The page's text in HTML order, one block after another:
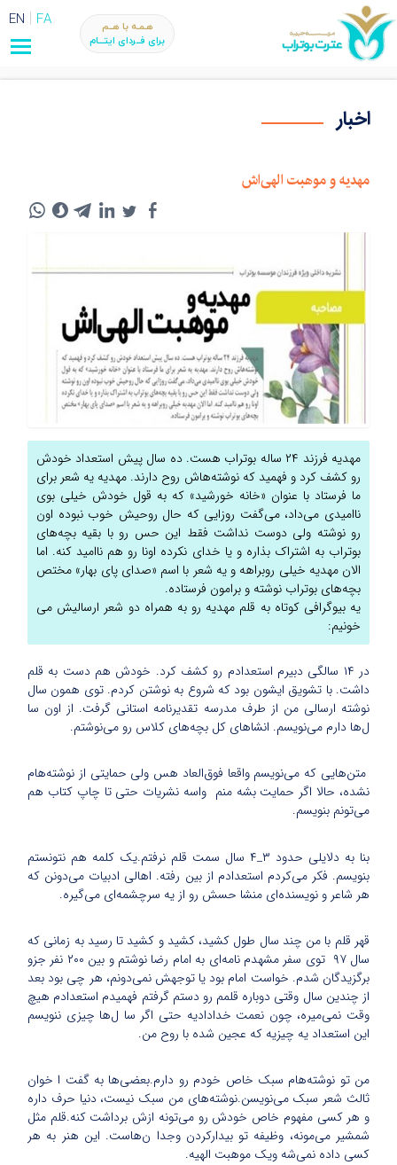
FA
EN
هـمـه با هــم
برای فــردای ایتـــام
اخبار
مهدیه و موهبت الهی‌اش
مهدیه فرزند ۲۴ ساله بوتراب هست. ده سال پیش استعداد خودش
رو کشف کرد و فهمید که نوشته‌هاش روح دارند. مهدیه یه شعر برای
ما فرستاد با عنوان «خانه خورشید» که به قول خودش خیلی بوی
ناامیدی می‌داد، می‌گفت روزایی که حال روحیش خوب نبوده اون
رو نوشته ولی دوست نداشت فقط این حس رو با بقیه بچه‌های
بوتراب به اشتراک بذاره و یا خدای نکرده اونا رو هم ناامید کنه. اما
الان مهدیه خیلی روبراهه و یه شعر با اسم «صدای پای بهار» مختص
بچه‌های بوتراب نوشته و برامون فرستاده.
یه بیوگرافی کوتاه به قلم مهدیه رو به همراه دو شعر ارسالیش می
خونیم:
در ۱۴ سالگی دبیرم استعدادم رو کشف کرد. خودش هم دست به قلم
داشت. با تشویق ایشون بود که شروع به نوشتن کردم. توی همون سال
نوشته ارسالی من از طرف مدرسه تقدیرنامه استانی گرفت. از اون سا
ل‌ها دارم می‌نویسم. انشاهای کل بچه‌های کلاس رو می‌نوشتم.
متن‌هایی که می‌نویسم واقعا فوق‌العاد هس ولی حمایتی از نوشته‌هام
نشده، حالا اگر حمایت بشه منم واسه نشریات حتی تا چاپ کتاب هم
می‌تونم بنویسم.
بنا به دلایلی حدود ۳_۴ سال سمت قلم نرفتم.یک کلمه هم نتونستم
بنویسم. فکر می‌کردم استعدادم از بین رفته. اهالی ادبیات می‌دونن که
هر شاعر و نویسنده‌ای منشا حسش رو از یه سرچشمه‌ای می‌گیره.
قهر قلم با من چند سال طول کشید، کشید و کشید تا رسید به زمانی که
سال ۹۷ توی سفر مشهدم نامه‌ای به امام رضا نوشتم و بین ۲۰۰ نفر جزو
برگزیدگان شدم. خواست امام بود یا توجهش نمی‌دونم، هر چی بود بعد
از چندین سال وقتی دوباره قلمم رو دستم گرفتم فهمیدم استعدادم هیچ
وقت نمی‌میره، چون نعمت خدادادیه حتی اگر سا ل‌ها چیزی ننویسم
این استعداد یه چیزیه که عجین شده با روح من.
من تو نوشته‌هام سبک خاص خودم رو دارم.بعضی‌ها به گفت ا خوان
ثالث شعر سبک می‌نویسن.نوشته‌های من سبک نیست، دنیا حرف داره
و هر کسی مفهوم خاص خودش رو می‌تونه ازش برداشت کنه.قلم مثل
شمشیر می‌مونه، وظیفه تو بیدارکردن وجدا ن‌هاست. این هنر به هر
کسی داده نمی‌شه ویک موهبت الهیه.